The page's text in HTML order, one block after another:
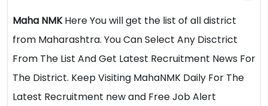
Maha NMKHere You will get the list of all district
from Maharashtra. You Can Select Any Disctrict
From The List And Get Latest Recruitment News For
The District. Keep Visiting MahaNMK Daily For The
Latest Recruitment new and Free Job Alert